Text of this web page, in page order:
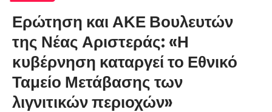
Ερώτηση και ΑΚΕ Βουλευτών
της Νέας Αριστεράς: «Η
κυβέρνηση καταργεί το Εθνικό
Ταμείο Μετάβασης των
λιγνιτικών περιοχών»